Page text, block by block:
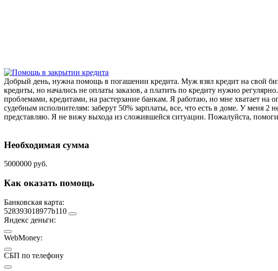
Добрый день, нужна помощь в погашении кредита. Муж взял кредит на свой
кредиты, но начались не оплаты заказов, а платить по кредиту нужно
проблемами, кредитами, на растерзание банкам. Я работаю, но мне хватает на
судебным исполнителям: заберут 50% зарплаты, все, что есть в доме. У меня 2
представляю. Я не вижу выхода из сложившейся ситуации. Пожалуйста,
Необходимая сумма
5000000 руб.
Как оказать помощь
Банковская карта:
528393018977b110
Яндекс деньги:
WebMoney:
СБП по телефону